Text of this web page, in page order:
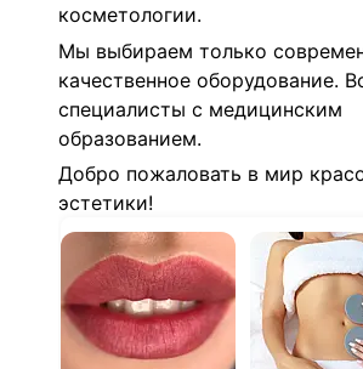
косметологии.
Мы выбираем только
качественное оборудование.
специалисты с медицинским
образованием.
Добро пожаловать в мир
эстетики!